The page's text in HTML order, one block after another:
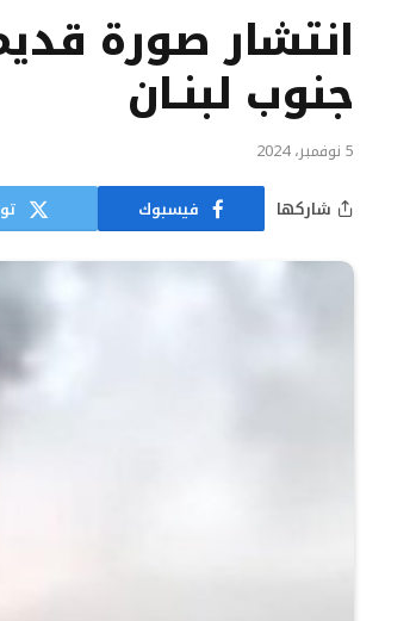
انتشار صورة
جنوب لبنـان
5 نوفمبر، 2024
شاركها
فيسبوك